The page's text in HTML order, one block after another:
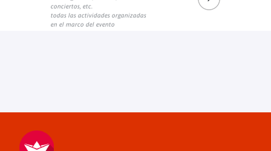
La recherche au musée
Internal link
conciertos, etc.
todas las actividades organizadas
en el marco del evento